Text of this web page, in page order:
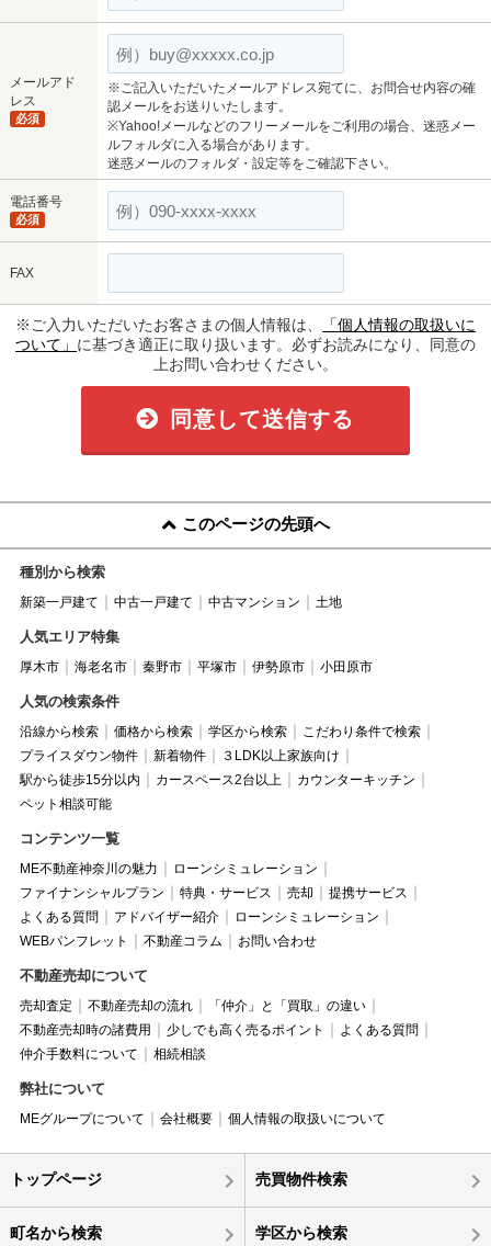
メールアド
レス
必須
※ご記入いただいたメールアドレス宛てに、お問合せ内容の確
認メールをお送りいたします。
※Yahoo!メールなどのフリーメールをご利用の場合、迷惑メー
ルフォルダに入る場合があります。
迷惑メールのフォルダ・設定等をご確認下さい。
電話番号
必須
FAX
※ご入力いただいたお客さまの個人情報は、
「個人情報の取扱いに
ついて」 に基づき適正に取り扱います。必ずお読みになり、同意の
上お問い合わせください。
同意して送信する
このページの先頭へ
種別から検索
新築一戸建て 中古一戸建て 中古マンション 土地
人気エリア特集
厚木市 海老名市 秦野市 平塚市 伊勢原市 小田原市
人気の検索条件
沿線から検索 価格から検索 学区から検索
こだわり条件で検索
プライスダウン物件
新着物件
３LDK以上家族向け
駅から徒歩15分以内
カースペース2台以上
カウンターキッチン
ペット相談可能
コンテンツ一覧
ME不動産神奈川の魅力
ローンシミュレーション
ファイナンシャルプラン
特典・サービス 売却
提携サービス
よくある質問
アドバイザー紹介
ローンシミュレーション
WEBパンフレット
不動産コラム お問い合わせ
不動産売却について
売却査定 不動産売却の流れ
「仲介」と「買取」の違い
不動産売却時の諸費用
少しでも高く売るポイント
よくある質問
仲介手数料について
相続相談
弊社について
MEグループについて 会社概要 個人情報の取扱いについて
トップページ 売買物件検索
町名から検索 学区から検索